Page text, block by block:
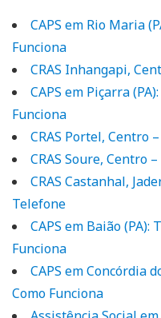
CAPS em Rio Maria
Funciona
CRAS Inhangapi,
CAPS em Piçarra
Funciona
CRAS Portel, Centro
CRAS Soure, Centro
CRAS Castanhal,
Telefone
CAPS em Baião (PA):
Funciona
CAPS em Concórdia
Como Funciona